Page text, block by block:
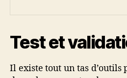
Test et
Il existe tout un tas d’outils